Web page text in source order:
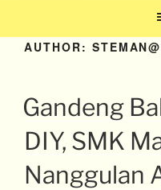
AUTHOR:
Gandeng
DIY, SMK
Nanggulan